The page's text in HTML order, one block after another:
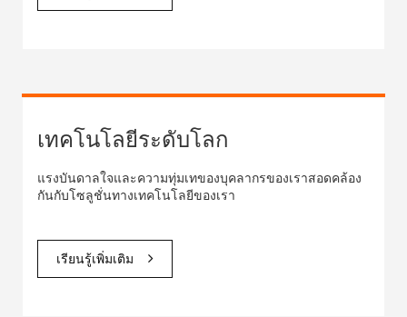
เทคโนโลยีระดับโลก
แรงบันดาลใจและความทุ่มเทของบุคลากรของเราสอดคล้อง
กันกับโซลูชั่นทางเทคโนโลยีของเรา
เรียนรู้เพิ่มเติม